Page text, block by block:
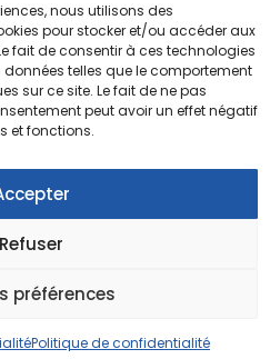
nous utilisons des
pour stocker et/ou accéder aux
fait de consentir à ces technologies
telles que le comportement
sur ce site. Le fait de ne pas
peut avoir un effet négatif
et fonctions.
Refuser
préférences
Politique de confidentialité
l’équipe ou
de nos dernières
Meuble